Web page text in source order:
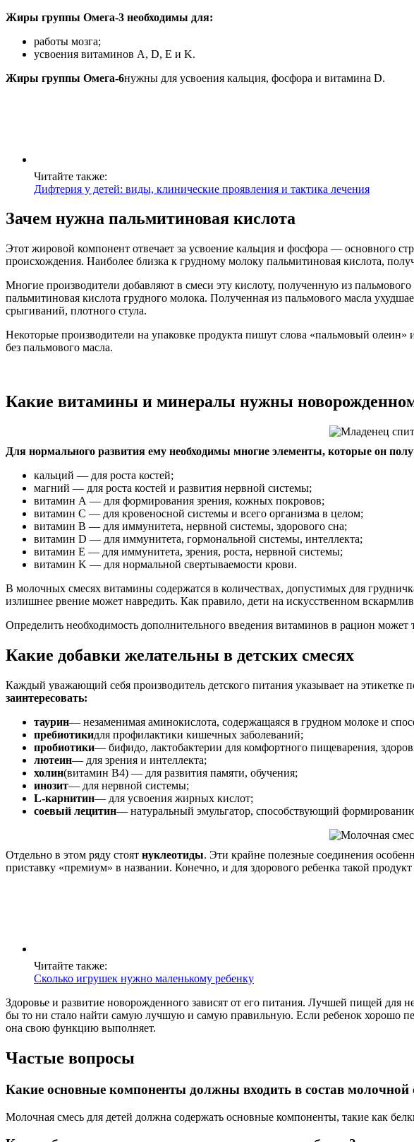
Жиры группы Омега-3 необходимы для:
работы мозга;
усвоения витаминов A, D, E и K.
Жиры группы Омега-6нужны для усвоения кальция, фосфора и витамина D.
Читайте также:
Дифтерия у детей: виды, клинические проявления и тактика лечения
Зачем нужна пальмитиновая кислота
Этот жировой компонент отвечает за усвоение кальция и фосфора — основного
происхождения. Наиболее близка к грудному молоку пальмитиновая кислота,
Многие производители добавляют в смеси эту кислоту, полученную из
пальмитиновая кислота грудного молока. Полученная из пальмового масла
срыгиваний, плотного стула.
Некоторые производители на упаковке продукта пишут слова «пальмовый
без пальмового масла.
Какие витамины и минералы нужны
Для нормального развития ему необходимы многие элементы, которые он
кальций — для роста костей;
магний — для роста костей и развития нервной системы;
витамин А — для формирования зрения, кожных покровов;
витамин С — для кровеносной системы и всего организма в целом;
витамин В — для иммунитета, нервной системы, здорового сна;
витамин D — для иммунитета, гормональной системы, интеллекта;
витамин E — для иммунитета, зрения, роста, нервной системы;
витамин K — для нормальной свертываемости крови.
В молочных смесях витамины содержатся в количествах, допустимых для
излишнее рвение может навредить. Как правило, дети на искусственном
Определить необходимость дополнительного введения витаминов в рацион может
Какие добавки желательны в детских смесях
Каждый уважающий себя производитель детского питания указывает на
заинтересовать:
таурин— незаменимая аминокислота, содержащаяся в грудном молоке и
пребиотикидля профилактики кишечных заболеваний;
пробиотики— бифидо, лактобактерии для комфортного пищеварения,
лютеин— для зрения и интеллекта;
холин(витамин В4) — для развития памяти, обучения;
инозит— для нервной системы;
L-карнитин— для усвоения жирных кислот;
соевый лецитин— натуральный эмульгатор, способствующий
Отдельно в этом ряду стоят нуклеотиды. Эти крайне полезные соединения
приставку «премиум» в названии. Конечно, и для здорового ребенка такой продукт
Читайте также:
Сколько игрушек нужно маленькому ребенку
Здоровье и развитие новорожденного зависят от его питания. Лучшей пищей для
бы то ни стало найти самую лучшую и самую правильную. Если ребенок хорошо
она свою функцию выполняет.
Частые вопросы
Какие основные компоненты должны входить в состав молочной
Молочная смесь для детей должна содержать основные компоненты, такие как